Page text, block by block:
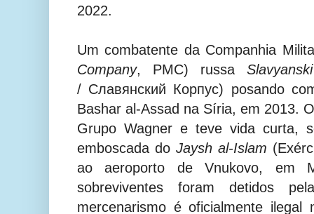
2022.
Um combatente da Companhia
Company, PMC) russa
/ Славянский Корпус) posando
Bashar al-Assad na Síria, em 2013.
Grupo Wagner e teve vida curta,
emboscada doJaysh al-Islam
ao aeroporto de Vnukovo, em
sobreviventes foram detidos
mercenarismo é oficialmente ilegal